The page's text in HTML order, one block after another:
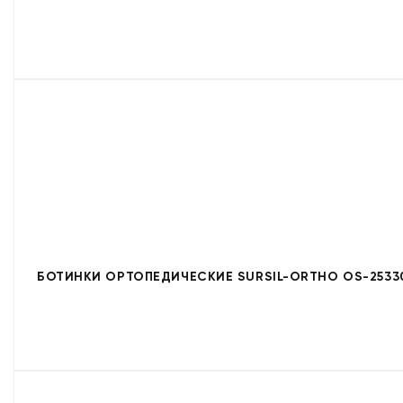
БОТИНКИ ОРТОПЕДИЧЕСКИЕ SURSIL-ORTHO OS-